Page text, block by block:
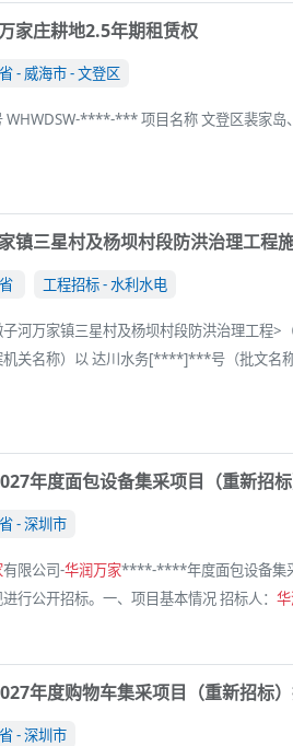
家庄耕地2.5年期租赁权
- 威海市 - 文登区
WHWDSW-****-*** 项目名称 文登区裴家
镇三星村及杨坝村段防洪治理工程
工程招标 - 水利水电
河万家镇三星村及杨坝村段防洪治理工程
机关名称）以 达川水务[****]***号（批文名
年度面包设备集采项目（重新招
- 深圳市
有限公司-华润万家****-****年度面包设备集
行公开招标。一、项目基本情况 招标人：
年度购物车集采项目（重新招标
- 深圳市